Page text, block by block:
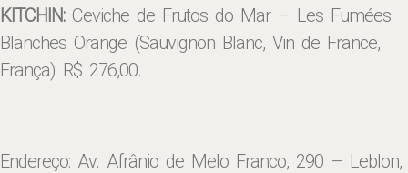
KITCHIN:Ceviche de Frutos do Mar – Les Fumées
Blanches Orange (Sauvignon Blanc, Vin de France,
França) R$ 276,00.
Endereço: Av. Afrânio de Melo Franco, 290 – Leblon,